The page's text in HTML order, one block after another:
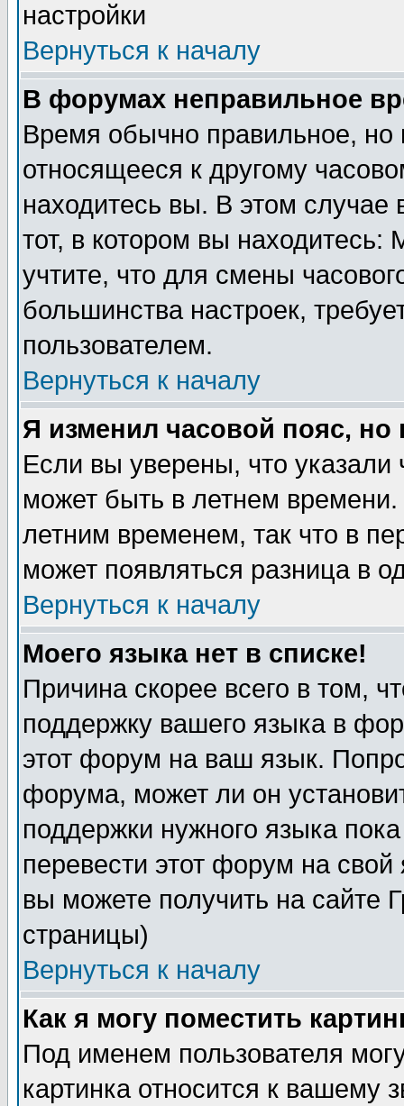
настройки
Вернуться к началу
В форумах неправильное
Время обычно правильное,
относящееся к другому
находитесь вы. В этом
тот, в котором вы
учтите, что для смены
большинства настроек,
пользователем.
Вернуться к началу
Я изменил часовой пояс,
Если вы уверены, что указали
может быть в летнем
летним временем, так что в
может появляться разница в
Вернуться к началу
Моего языка нет в списке!
Причина скорее всего в том,
поддержку вашего языка в
этот форум на ваш язык.
форума, может ли он
поддержки нужного языка
перевести этот форум на
вы можете получить на сайте
страницы)
Вернуться к началу
Как я могу поместить
Под именем пользователя
картинка относится к вашему